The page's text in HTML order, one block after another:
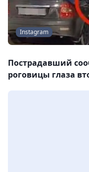
Instagram
Пострадавший
роговицы глаза